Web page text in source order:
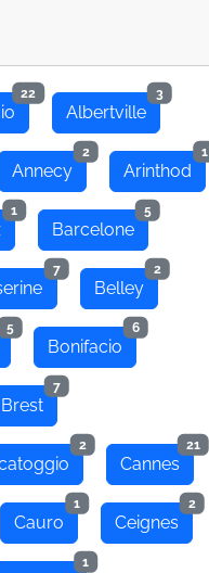
22
Albertville
3
Annecy
2
Arinthod
1
1
Barcelone
5
7
Belley
2
5
Bonifacio
6
Brest
7
2
Cannes
21
Cauro
1
Ceignes
2
1